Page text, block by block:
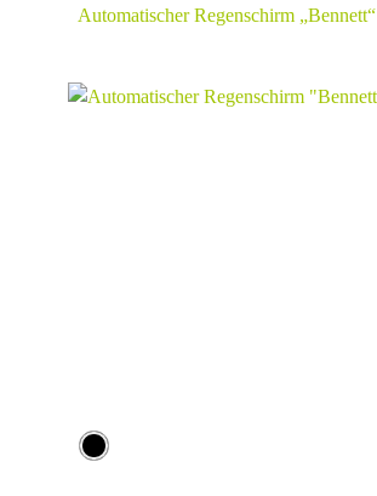
Automatischer Regenschirm „Bennett“